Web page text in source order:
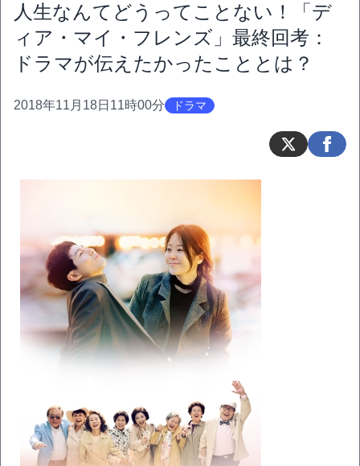
人生なんてどうってことない！「デ
ィア・マイ・フレンズ」最終回考：
ドラマが伝えたかったこととは？
2018年11月18日11時00分 ドラマ